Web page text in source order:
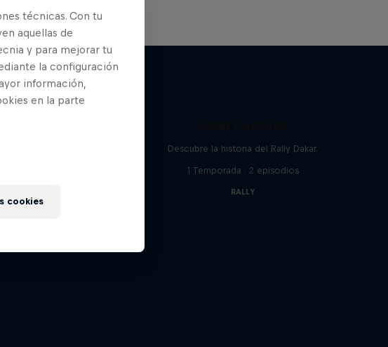
Descubre la historia del Rally Dakar.
1 Temporada · 2 episodios
RALLY
técnicas. Con tu
aquellas de
y para mejorar tu
la configuración
información,
en la parte
cookies